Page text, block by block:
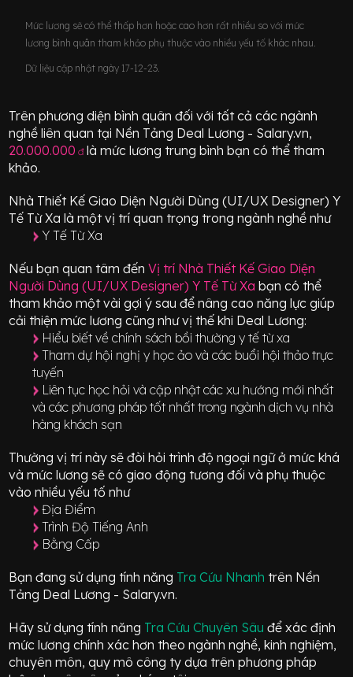
Mức lương sẽ có thể thấp hơn hoặc cao hơn rất nhiều so với mức
lương bình quân tham khảo phụ thuộc vào nhiều yếu tố khác nhau.
Dữ liệu cập nhật ngày 17-12-23.
Trên phương diện bình quân đối với tất cả các ngành
nghề liên quan tại Nền Tảng Deal Lương - Salary.vn,
20.000.000 đlà mức lương trung bình bạn có thể tham
khảo.
Nhà Thiết Kế Giao Diện Người Dùng (UI/UX Designer) Y
Tế Từ Xa là một vị tríquan trọng trong ngành nghề như
Y Tế Từ Xa
Nếu bạn quan tâm đến Vị trí Nhà Thiết Kế Giao Diện
Người Dùng (UI/UX Designer) Y Tế Từ Xa bạn có thể
tham khảo một vài gợi ý sau để nâng cao năng lực giúp
cải thiện mức lương cũng như vị thế khi Deal Lương:
Hiểu biết về chính sách bồi thường y tế từ xa
Tham dự hội nghị y học ảo và các buổi hội thảo trực
tuyến
Liên tục học hỏi và cập nhật các xu hướng mới nhất
và các phương pháp tốt nhất trong ngành dịch vụ nhà
hàng khách sạn
Thường vị trí này sẽ đòi hỏi trình độ ngoại ngữ ở mứckhá
và mức lương sẽ có giao động tương đối và phụ thuộc
vào nhiều yếu tố như
Địa Điểm
Trình Độ Tiếng Anh
Bằng Cấp
Bạn đang sử dụng tính năng Tra Cứu Nhanh trên Nền
Tảng Deal Lương - Salary.vn.
Hãy sử dụng tính năng Tra Cứu Chuyên Sâuđể xác định
mức lương chính xác hơn theo ngành nghề, kinh nghiệm,
chuyên môn, quy mô công ty dựa trên phương pháp